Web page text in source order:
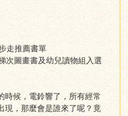
走推薦書單
次圖畫書及幼兒讀物組入選
時候，電鈴響了，所有經常
現，那麼會是誰來了呢？竟